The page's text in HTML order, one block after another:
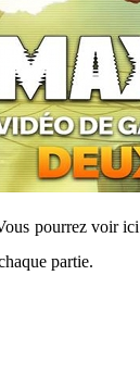
pourrez voir ici
partie.